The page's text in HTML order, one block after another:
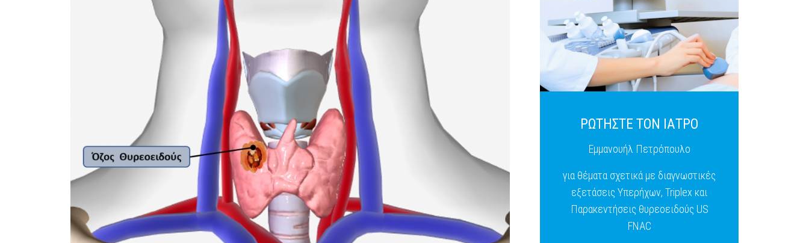
ΡΩΤΗΣΤΕ ΤΟΝ ΙΑΤΡΟ
Εμμανουήλ Πετρόπουλο
για θέματα σχετικά με διαγνωστικές
εξετάσεις Υπερήχων, Triplex και
Παρακεντήσεις θυρεοειδούς US
FNAC